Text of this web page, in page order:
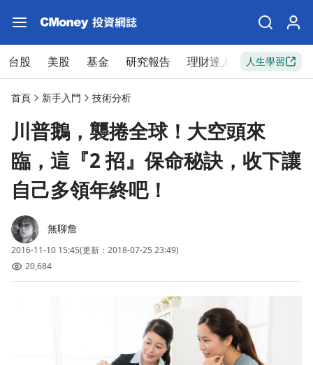
台股 美股 基金 研究報告 理財達人 新手入門
人生學習
首頁 新手入門 技術分析
川普鵝，襲捲全球！大空頭來
臨，這『2 招』保命秘訣，收下讓
自己多領年終吧！
無聊詹
2016-11-10 15:45(更新：2018-07-25 23:49)
20,684